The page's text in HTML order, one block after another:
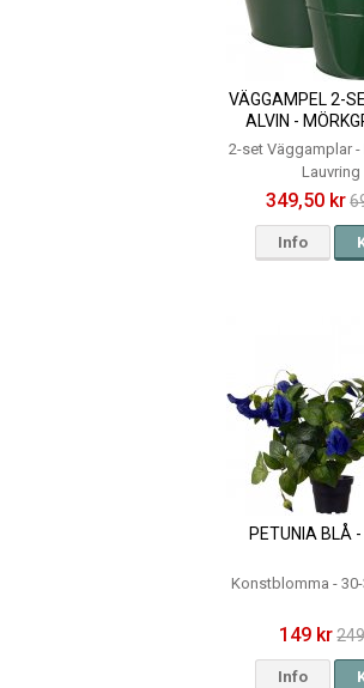
VÄGGAMPEL 2-
ALVIN -
2-set Väggamplar
Lauvring
349,50 kr
Info
PETUNIA BLÅ
Konstblomma -
149 kr
Info